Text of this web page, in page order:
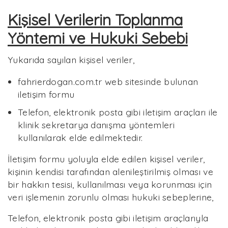
Kişisel Verilerin Toplanma
Yöntemi ve Hukuki Sebebi
Yukarıda sayılan kişisel veriler,
fahrierdogan.com.tr web sitesinde bulunan
iletişim formu
Telefon, elektronik posta gibi iletişim araçları ile
klinik sekretarya danışma yöntemleri
kullanılarak elde edilmektedir.
İletişim formu yoluyla elde edilen kişisel veriler,
kişinin kendisi tarafından alenileştirilmiş olması ve
bir hakkın tesisi, kullanılması veya korunması için
veri işlemenin zorunlu olması hukuki sebeplerine,
Telefon, elektronik posta gibi iletişim araçlarıyla